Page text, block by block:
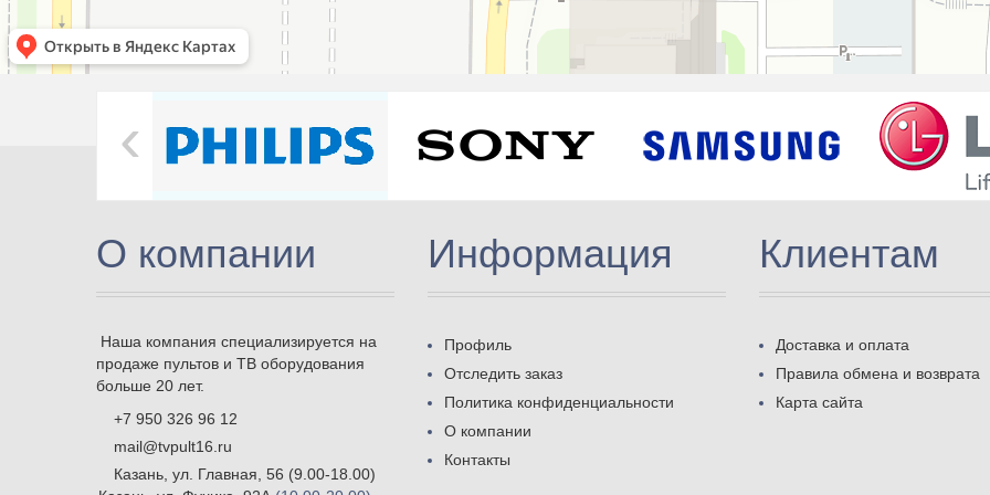
‹
О компании
Наша компания специализируется на
продаже пультов и ТВ оборудования
больше 20 лет.
+7 950 326 96 12
mail@tvpult16.ru
Казань, ул. Главная, 56 (9.00-18.00)
Информация
Профиль
Отследить заказ
Политика конфиденциальности
О компании
Контакты
Клиентам
Доставка и оплата
Правила обмена и возврата
Карта сайта